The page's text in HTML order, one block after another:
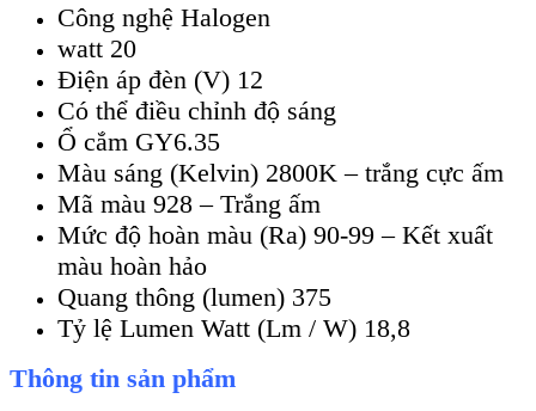
Công nghệ Halogen
watt 20
Điện áp đèn (V) 12
Có thể điều chỉnh độ sáng
Ổ cắm GY6.35
Màu sáng (Kelvin) 2800K – trắng cực ấm
Mã màu 928 – Trắng ấm
Mức độ hoàn màu (Ra) 90-99 – Kết xuất
màu hoàn hảo
Quang thông (lumen) 375
Tỷ lệ Lumen Watt (Lm / W) 18,8
Thông tin sản phẩm